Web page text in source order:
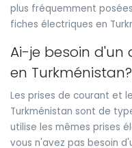
plus fréquemment
fiches électriques en
Ai-je besoin
en Turkménistan?
Les prises de courant et
Turkménistan sont de
utilise les mêmes prises
vous n'avez pas besoin